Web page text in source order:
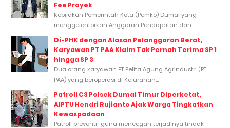
Fee Proyek
Kebijakan Pemerintah Kota (Pemko) Dumai yang
menggelontorkan Anggaran Pendapatan dan...
Di-PHK dengan Alasan Pelanggaran Berat,
Karyawan PT PAA Klaim Tak Pernah Terima SP 1
hingga SP 3
Dua orang karyawan PT Pelita Agung Agrindustri (PT
PAA) yang beroperasi di Kelurahan...
Patroli C3 Polsek Dumai Timur Diperketat,
AIPTU Hendri Rujianto Ajak Warga Tingkatkan
Kewaspadaan
Patroli preventif guna mencegah terjadinya tindak